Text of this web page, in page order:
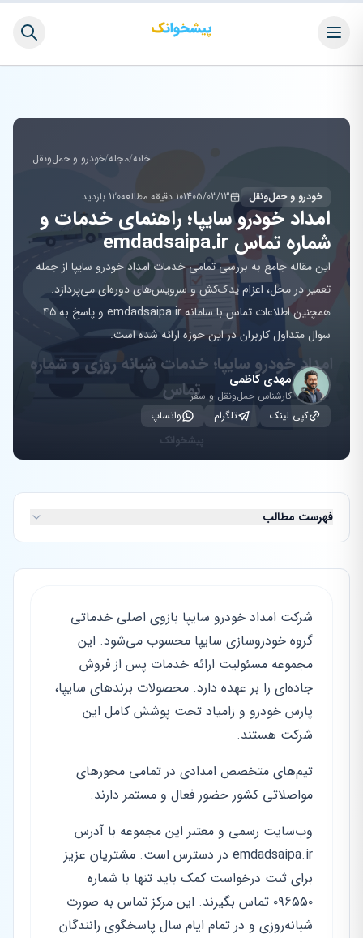
خانه/مجله/خودرو و حمل‌ونقل
خودرو و حمل‌ونقل 1405/03/1310 دقیقه مطالعه 120 بازدید
امداد خودرو سایپا؛ راهنمای خدمات و
شماره تماس emdadsaipa.ir
این مقاله جامع به بررسی تمامی خدمات امداد خودرو سایپا از جمله
تعمیر در محل، اعزام یدک‌کش و سرویس‌های دوره‌ای می‌پردازد.
همچنین اطلاعات تماس با سامانه emdadsaipa.ir و پاسخ به ۴۵
سوال متداول کاربران در این حوزه ارائه شده است.
مهدی کاظمی
کارشناس حمل‌ونقل و سفر
کپی لینک
تلگرام واتساپ
فهرست مطالب
شرکت امداد خودرو سایپا بازوی اصلی خدماتی
گروه خودروسازی سایپا محسوب می‌شود. این
مجموعه مسئولیت ارائه خدمات پس از فروش
جاده‌ای را بر عهده دارد. محصولات برندهای سایپا،
پارس خودرو و زامیاد تحت پوشش کامل این
شرکت هستند.
تیم‌های متخصص امدادی در تمامی محورهای
مواصلاتی کشور حضور فعال و مستمر دارند.
وب‌سایت رسمی و معتبر این مجموعه با آدرس
emdadsaipa.ir در دسترس است. مشتریان عزیز
برای ثبت درخواست کمک باید تنها با شماره
۰۹۶۵۵۰ تماس بگیرند. این مرکز تماس به صورت
شبانه‌روزی و در تمام ایام سال پاسخگوی رانندگان